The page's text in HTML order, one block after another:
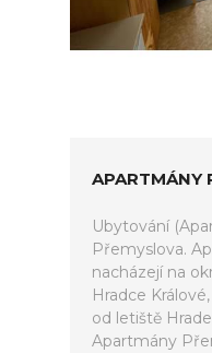
APARTMÁNY
Ubytování
Přemyslova.
nacházejí na
Hradce
od letiště
Apartmány